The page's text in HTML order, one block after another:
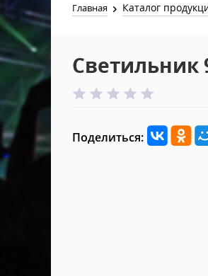
Главная Каталог
Светильник
Поделиться: